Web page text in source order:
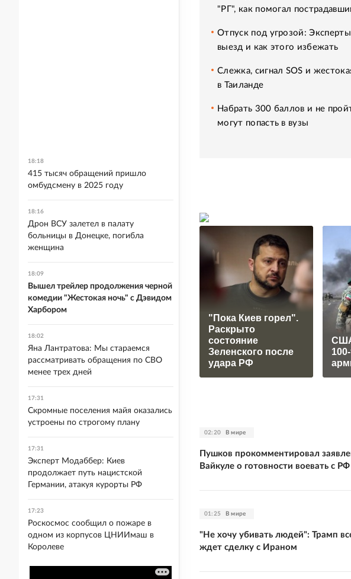
"РГ", как помогал
Отпуск под угрозой:
выезд и как этого избежать
Слежка, сигнал SOS и
в Таиланде
Набрать 300 баллов и не
могут попасть в вузы
"Пока Киев горел".
Раскрыто
состояние
Зеленского после
удара РФ
02:20 В мире
Пушков прокомментировал
Вайкуле о готовности воевать с РФ
01:25 В мире
"Не хочу убивать людей": Трамп
ждет сделку с Ираном
18:18
415 тысяч обращений пришло
омбудсмену в 2025 году
18:16
Дрон ВСУ залетел в палату
больницы в Донецке, погибла
женщина
18:09
Вышел трейлер продолжения черной
комедии "Жестокая ночь" с Дэвидом
Харбором
18:02
Яна Лантратова: Мы стараемся
рассматривать обращения по СВО
менее трех дней
17:31
Скромные поселения майя оказались
устроены по строгому плану
17:31
Эксперт Модаббер: Киев
продолжает путь нацистской
Германии, атакуя курорты РФ
17:23
Роскосмос сообщил о пожаре в
одном из корпусов ЦНИИмаш в
Королеве